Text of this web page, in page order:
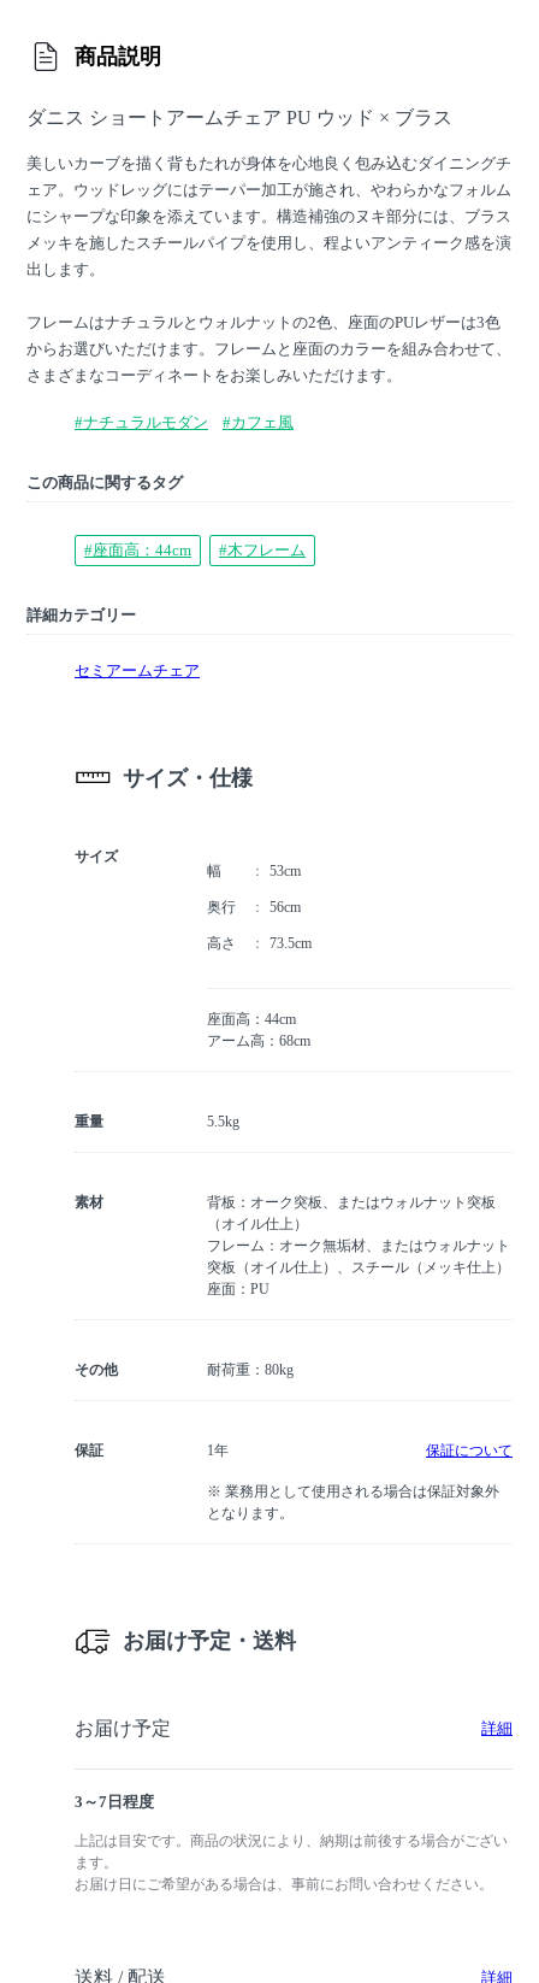
商品説明
ダニス ショートアームチェア PU ウッド × ブラス
美しいカーブを描く背もたれが身体を心地良く包み込むダイニングチ
ェア。ウッドレッグにはテーパー加工が施され、やわらかなフォルム
にシャープな印象を添えています。構造補強のヌキ部分には、ブラス
メッキを施したスチールパイプを使用し、程よいアンティーク感を演
出します。
フレームはナチュラルとウォルナットの2色、座面のPUレザーは3色
からお選びいただけます。フレームと座面のカラーを組み合わせて、
さまざまなコーディネートをお楽しみいただけます。
#ナチュラルモダン #カフェ風
この商品に関するタグ
#座面高：44cm #木フレーム
詳細カテゴリー
セミアームチェア
サイズ・仕様
サイズ
幅
53cm
奥行 56cm
高さ 73.5cm
座面高：44cm
アーム高：68cm
重量 5.5kg
素材
背板：オーク突板、またはウォルナット突板
（オイル仕上）
フレーム：オーク無垢材、またはウォルナット
突板（オイル仕上）、スチール（メッキ仕上）
座面：PU
その他 耐荷重：80kg
保証 1年 保証について
※ 業務用として使用される場合は保証対象外
となります。
お届け予定・送料
お届け予定 詳細
3～7日程度
上記は目安です。商品の状況により、納期は前後する場合がござい
ます。
お届け日にご希望がある場合は、事前にお問い合わせください。
送料 / 配送 詳細